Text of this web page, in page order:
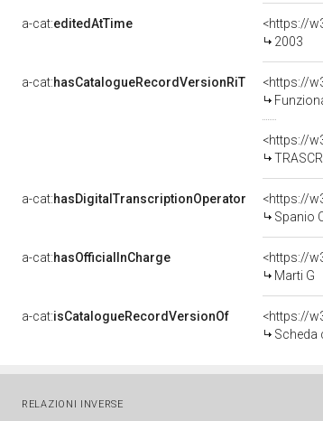
a-cat:editedAtTime
<https://
2003
a-cat:hasCatalogueRecordVersionRiT
<https://
<https://
a-cat:hasDigitalTranscriptionOperator
<https://
Spanio
a-cat:hasOfficialInCharge
<https://
Marti G
a-cat:isCatalogueRecordVersionOf
<https://
Scheda
RELAZIONI INVERSE